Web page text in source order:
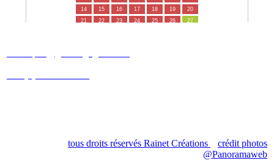
tous droits réservés Rainet Créations
crédit photos
@Panoramaweb